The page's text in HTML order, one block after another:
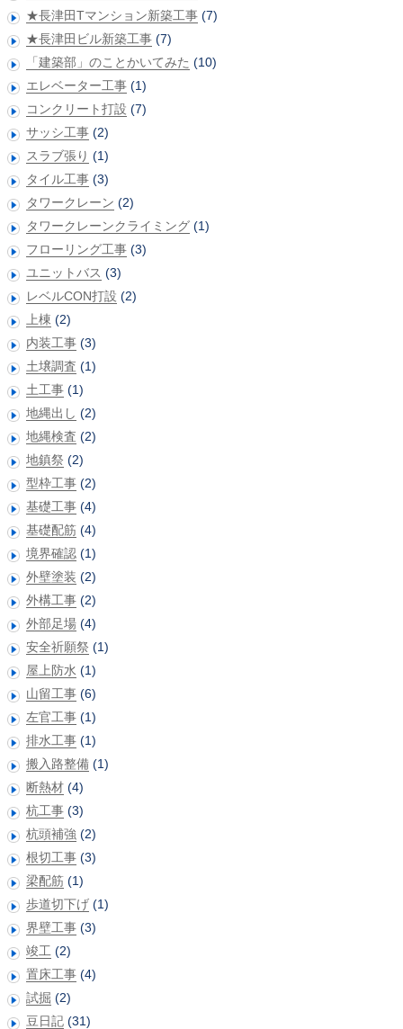
★長津田Tマンション新築工事 (7)
★長津田ビル新築工事 (7)
「建築部」のことかいてみた (10)
エレベーター工事 (1)
コンクリート打設 (7)
サッシ工事 (2)
スラブ張り (1)
タイル工事 (3)
タワークレーン (2)
タワークレーンクライミング (1)
フローリング工事 (3)
ユニットバス (3)
レベルCON打設 (2)
上棟 (2)
内装工事 (3)
土壌調査 (1)
土工事 (1)
地縄出し (2)
地縄検査 (2)
地鎮祭 (2)
型枠工事 (2)
基礎工事 (4)
基礎配筋 (4)
境界確認 (1)
外壁塗装 (2)
外構工事 (2)
外部足場 (4)
安全祈願祭 (1)
屋上防水 (1)
山留工事 (6)
左官工事 (1)
排水工事 (1)
搬入路整備 (1)
断熱材 (4)
杭工事 (3)
杭頭補強 (2)
根切工事 (3)
梁配筋 (1)
歩道切下げ (1)
界壁工事 (3)
竣工 (2)
置床工事 (4)
試掘 (2)
豆日記 (31)